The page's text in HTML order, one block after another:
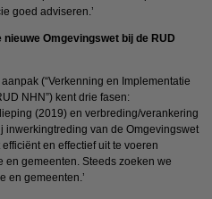
goed adviseren.’
Omgevingswet bij de RUD
(“Verkenning en Implementatie
NHN”) kent drie fasen:
(2019) en verbreding/verankering
inwerkingtreding van de Omgevingswet
en effectief uit te voeren
gemeenten. Steeds zoeken we
en gemeenten.’